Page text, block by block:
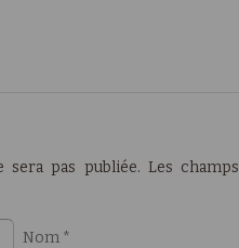
sera pas publiée. Les champs
Nom *